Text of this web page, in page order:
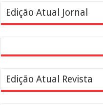
Edição Atual Jornal
Edição Atual Revista